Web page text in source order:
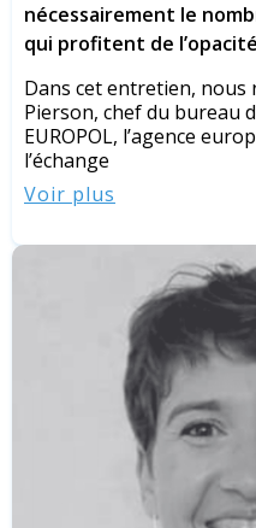
nécessairement le
qui profitent de
Dans cet entretien, nous
Pierson, chef du bureau
EUROPOL, l’agence
l’échange
Voir plus